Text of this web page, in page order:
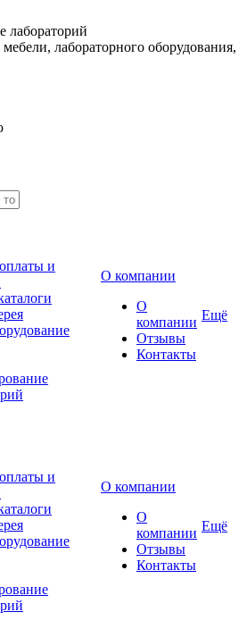
лабораторий
лабораторного оборудования,
и
О компании
О
компании
Отзывы
Контакты
Ещё
и
О компании
О
компании
Отзывы
Контакты
Ещё